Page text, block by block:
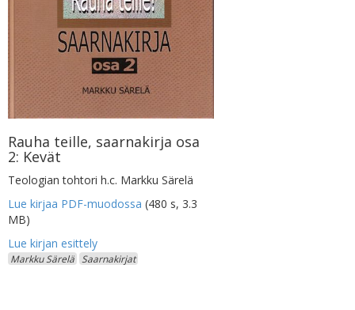
Rauha teille, saarnakirja osa
2: Kevät
Teologian tohtori h.c. Markku Särelä
Lue kirjaa PDF-muodossa (480 s, 3.3
MB)
Markku Särelä Saarnakirjat